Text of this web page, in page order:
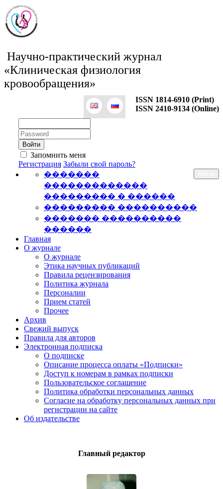
Научно-практический журнал
«Клиническая физиология
кровообращения»
ISSN 1814-6910 (Print)
ISSN 2410-9134 (Online)
Пароль:
Запомнить меня
Регистрация Забыли свой пароль?
�������
�������������
��������� � ������
��������� ����������
������� ����������
������
Главная
О журнале
О журнале
Этика научных публикаций
Правила рецензирования
Политика журнала
Персоналии
Прием статей
Прочее
Архив
Свежий выпуск
Правила для авторов
Электронная подписка
О подписке
Описание процесса оплаты «Подписки»
Доступ к номерам в рамках подписки
Пользовательское соглашение
Политика обработки персональных данных
Согласие на обработку персональных данных при
регистрации на сайте
Об издательстве
Главный редактор